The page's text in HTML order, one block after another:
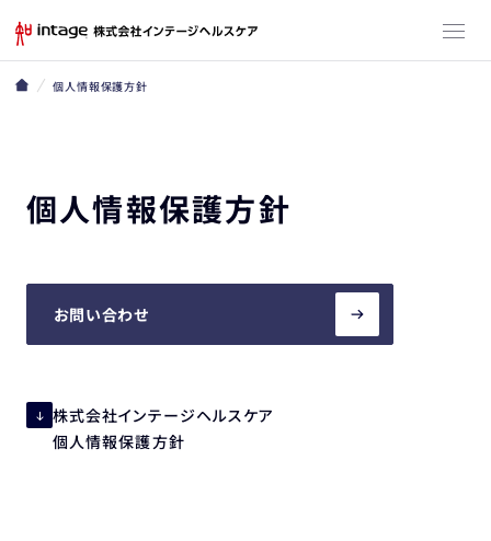
個人情報保護方針
個人情報保護方針
お問い合わせ
株式会社インテージヘルスケア
個人情報保護方針